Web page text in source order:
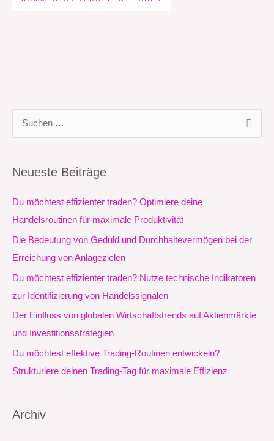
h
e
n
Neueste Beiträge
Du möchtest effizienter traden? Optimiere deine
Handelsroutinen für maximale Produktivität
Die Bedeutung von Geduld und Durchhaltevermögen bei der
Erreichung von Anlagezielen
Du möchtest effizienter traden? Nutze technische Indikatoren
zur Identifizierung von Handelssignalen
Der Einfluss von globalen Wirtschaftstrends auf Aktienmärkte
und Investitionsstrategien
Du möchtest effektive Trading-Routinen entwickeln?
Strukturiere deinen Trading-Tag für maximale Effizienz
Archiv